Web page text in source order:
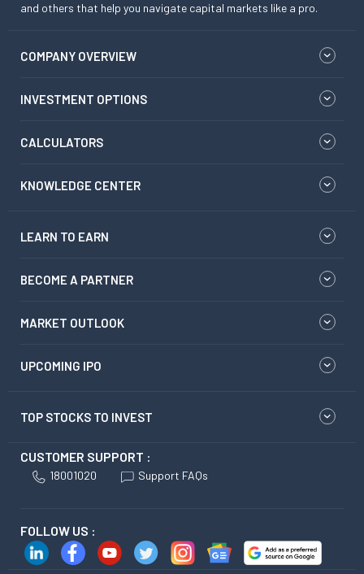
and others that help you navigate capital markets like a pro.
COMPANY OVERVIEW
INVESTMENT OPTIONS
CALCULATORS
KNOWLEDGE CENTER
LEARN TO EARN
BECOME A PARTNER
MARKET OUTLOOK
UPCOMING IPO
TOP STOCKS TO INVEST
CUSTOMER SUPPORT :
18001020 Support FAQs
FOLLOW US :